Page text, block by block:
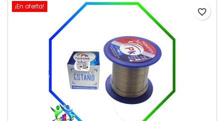
¡En oferta!
favorite_border